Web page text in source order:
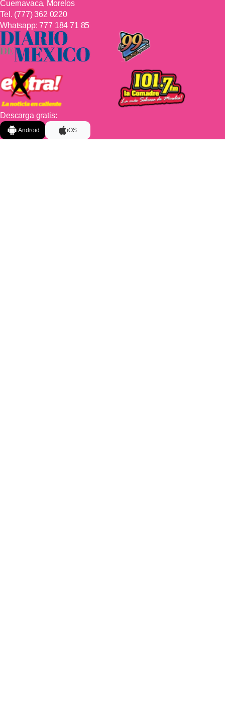
Cuernavaca, Morelos
Tel. (777) 362 0220
Whatsapp:777 184 71 85
Descarga gratis:
Android iOS